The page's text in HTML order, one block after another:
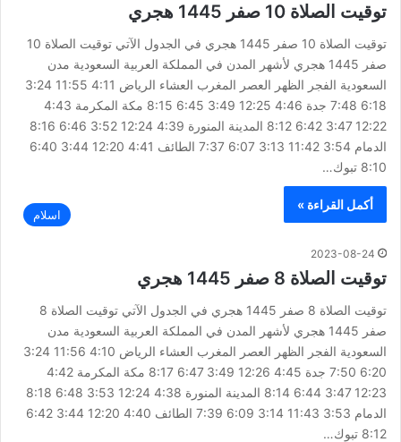
توقيت الصلاة 10 صفر 1445 هجري
توقيت الصلاة 10 صفر 1445 هجري في الجدول الآتي توقيت الصلاة 10
صفر 1445 هجري لأشهر المدن في المملكة العربية السعودية مدن
السعودية الفجر الظهر العصر المغرب العشاء الرياض 4:11 11:55 3:24
6:18 7:48 جدة 4:46 12:25 3:49 6:45 8:15 مكة المكرمة 4:43
12:22 3:47 6:42 8:12 المدينة المنورة 4:39 12:24 3:52 6:46 8:16
الدمام 3:54 11:42 3:13 6:07 7:37 الطائف 4:41 12:20 3:44 6:40
8:10 تبوك…
أكمل القراءة »
اسلام
2023-08-24
توقيت الصلاة 8 صفر 1445 هجري
توقيت الصلاة 8 صفر 1445 هجري في الجدول الآتي توقيت الصلاة 8
صفر 1445 هجري لأشهر المدن في المملكة العربية السعودية مدن
السعودية الفجر الظهر العصر المغرب العشاء الرياض 4:10 11:56 3:24
6:20 7:50 جدة 4:45 12:26 3:49 6:47 8:17 مكة المكرمة 4:42
12:23 3:47 6:44 8:14 المدينة المنورة 4:38 12:24 3:53 6:48 8:18
الدمام 3:53 11:43 3:14 6:09 7:39 الطائف 4:40 12:20 3:44 6:42
8:12 تبوك…